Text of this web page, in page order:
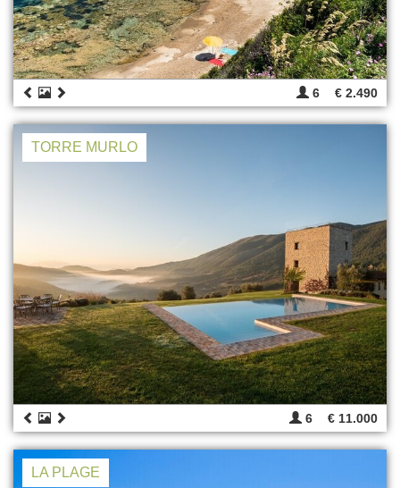
6 € 2.490
TORRE MURLO
6 € 11.000
LA PLAGE